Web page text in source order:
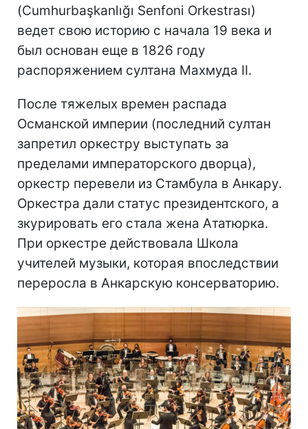
(Cumhurbaşkanlığı Senfoni Orkestrası)
ведет свою историю с начала 19 века и
был основан еще в 1826 году
распоряжением султана Махмуда II.
После тяжелых времен распада
Османской империи (последний султан
запретил оркестру выступать за
пределами императорского дворца),
оркестр перевели из Стамбула в Анкару.
Оркестра дали статус президентского, а
зкурировать его стала жена Ататюрка.
При оркестре действовала Школа
учителей музыки, которая впоследствии
переросла в Анкарскую консерваторию.